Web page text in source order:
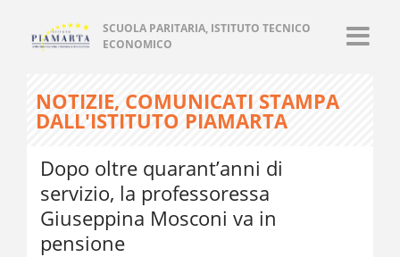
SCUOLA PARITARIA, ISTITUTO TECNICO
ECONOMICO
NOTIZIE, COMUNICATI STAMPA
DALL'ISTITUTO PIAMARTA
Dopo oltre quarant’anni di
servizio, la professoressa
Giuseppina Mosconi va in
pensione